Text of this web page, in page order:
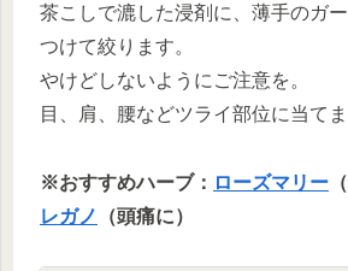
茶こしで漉した浸剤に、薄手のガ
つけて絞ります。
やけどしないようにご注意を。
目、肩、腰などツライ部位に当てま
※おすすめハーブ： ローズマリー
レガノ
（頭痛に）